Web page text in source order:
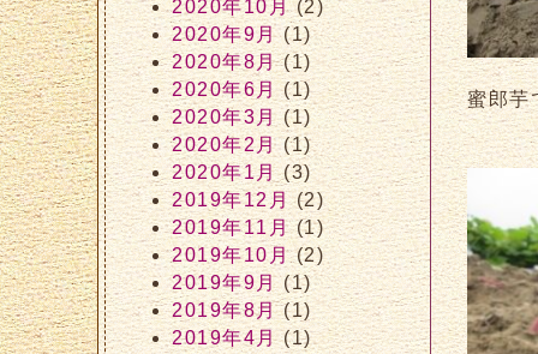
蜜郎芋
2020年10月(2)
2020年9月(1)
2020年8月(1)
2020年6月 (1)
2020年3月(1)
2020年2月(1)
2020年1月(3)
2019年12月(2)
2019年11月(1)
2019年10月(2)
2019年9月(1)
2019年8月(1)
2019年4月(1)